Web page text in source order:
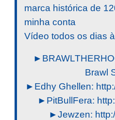
marca histórica de
minha conta
Vídeo todos os dias
Brawl
►Edhy Ghellen:
►PitBullFera:
►Jewzen: